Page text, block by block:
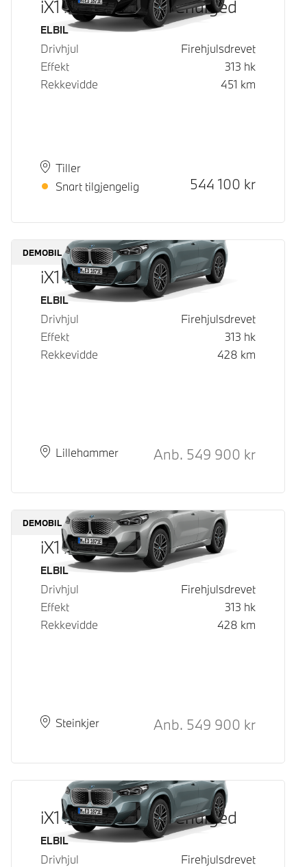
iX1 xDrive30 Fully Charged
Drivstoff
ELBIL
Drivhjul
Firehjulsdrevet
Effekt
313 hk
Rekkevidde
451 km
PlassTiller
Leveringstid
Snart tilgjengelig
Kontantpris
544 100 kr
DEMOBIL
iX1 xDrive30
Drivstoff
ELBIL
Drivhjul
Firehjulsdrevet
Effekt
313 hk
Rekkevidde
428 km
PlassLillehammer
Leveringstid Kontantpris
Anb. 549 900 kr
DEMOBIL
iX1 xDrive30
Drivstoff
ELBIL
Drivhjul
Firehjulsdrevet
Effekt
313 hk
Rekkevidde
428 km
PlassSteinkjer
Leveringstid Kontantpris
Anb. 549 900 kr
iX1 xDrive30 Fully Charged
Drivstoff
ELBIL
Drivhjul
Firehjulsdrevet